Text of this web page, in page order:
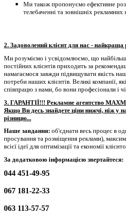
Ми також пропонуємо ефективне
телебаченні та зовнішніх рекламних
2. Задоволений клієнт для нас - найкраща
Ми розуміємо і усвідомлюємо, що
постійних клієнтів приходить за
намагаємося завжди підвищувати якість
потреби наших клієнтів. Великі компанії,
співпрацю з нами, бо вони професіонали і
3. ГАРАНТІЇ!!! Рекламне агентство
Якщо Ви десь знайдете ціни нижчі, ніж у
різницю...
Наше завдання: об'єднати весь процес в
просування та розміщення реклами),
всієї ідеї для оптимізації та економії
За додатковою інформацією звертайтеся:
044 451-49-95
067 181-22-33
063 113-57-57